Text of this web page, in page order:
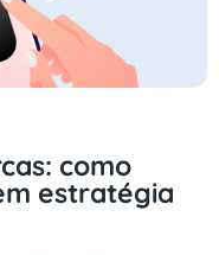
como
estratégia